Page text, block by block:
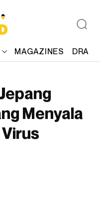
MAGAZINES
Menyala